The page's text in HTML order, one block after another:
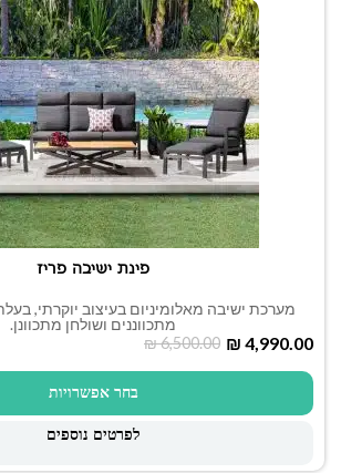
פינת ישיבה פריז
מערכת ישיבה מאלומיניום בעיצוב יוקרתי,
מתכווננים ושולחן מתכוונן.
₪6,500.00 ₪ 4,990.00
בחר אפשרויות
לפרטים נוספים